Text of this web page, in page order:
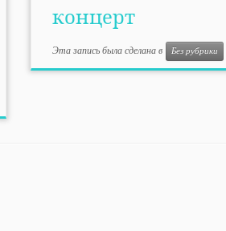
концерт
Эта запись была сделана в Без рубрики